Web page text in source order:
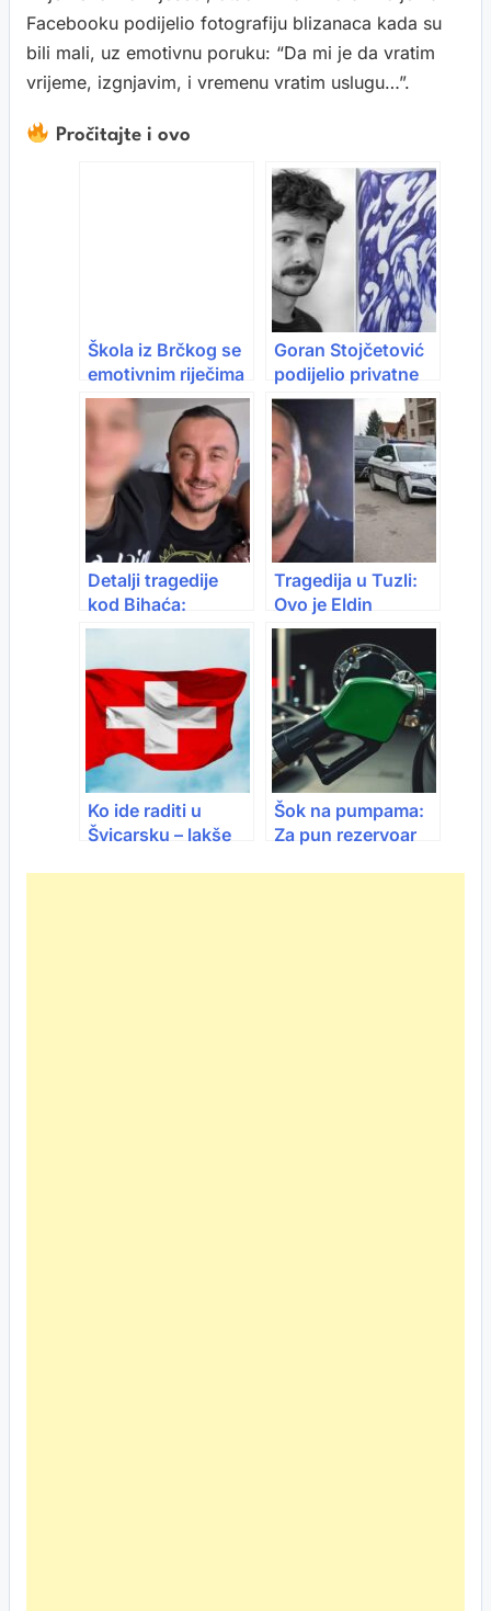
Facebooku podijelio fotografiju blizanaca kada su
bili mali, uz emotivnu poruku: “Da mi je da vratim
vrijeme, izgnjavim, i vremenu vratim uslugu…”.
Pročitajte i ovo
Škola iz Brčkog se
emotivnim riječima
oprostila od
Erdoana
Morankića: “Bio je
poseban i svoj,
pamtit ćemo
njegovu vedrinu”
Goran Stojčetović
podijelio privatne
poruke Erdoana
Morankića: Tuga
koja ne prolazi
Detalji tragedije
kod Bihaća:
Poginuo Adis Kapić
reprezentativca
Bosne i
Hercegovine
Tragedija u Tuzli:
Ovo je Eldin
Selimović, kojeg je
ubio brat
Ko ide raditi u
Švicarsku – lakše
Šok na pumpama:
Za pun rezervoar